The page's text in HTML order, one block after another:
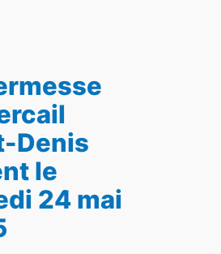
Denis
le
24 mai